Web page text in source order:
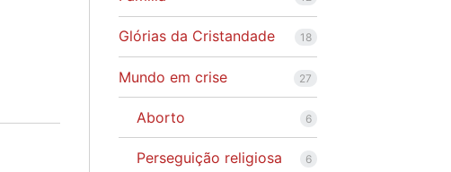
Glórias da Cristandade 18
Mundo em crise 27
Aborto 6
Perseguição religiosa 6